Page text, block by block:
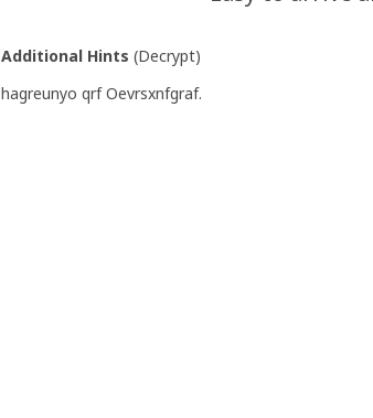
Additional Hints (Decrypt)
hagreunyo qrf Oevrsxnfgraf.